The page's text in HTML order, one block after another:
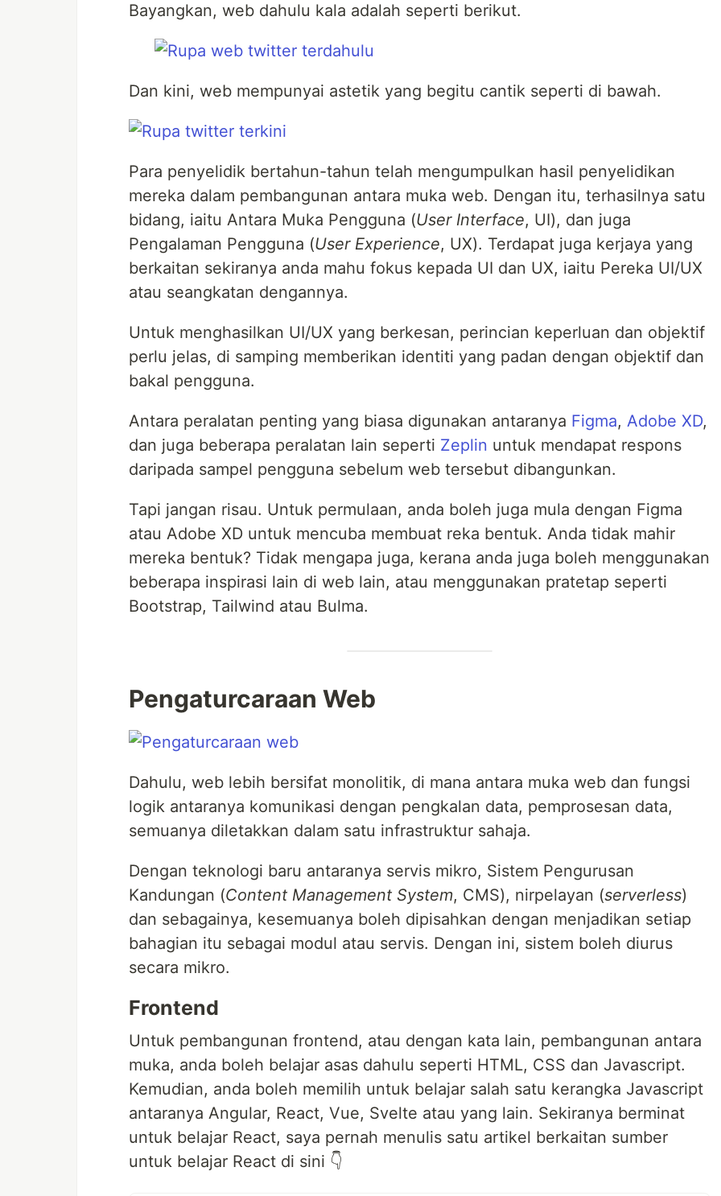
Bayangkan, web dahulu kala adalah seperti berikut.
Dan kini, web mempunyai astetik yang begitu cantik seperti di bawah.
Para penyelidik bertahun-tahun telah mengumpulkan hasil penyelidikan
mereka dalam pembangunan antara muka web. Dengan itu, terhasilnya satu
bidang, iaitu Antara Muka Pengguna (User Interface, UI), dan juga
Pengalaman Pengguna (User Experience, UX). Terdapat juga kerjaya yang
berkaitan sekiranya anda mahu fokus kepada UI dan UX, iaitu Pereka UI/UX
atau seangkatan dengannya.
Untuk menghasilkan UI/UX yang berkesan, perincian keperluan dan objektif
perlu jelas, di samping memberikan identiti yang padan dengan objektif dan
bakal pengguna.
Antara peralatan penting yang biasa digunakan antaranya Figma, Adobe XD,
dan juga beberapa peralatan lain seperti Zeplin untuk mendapat respons
daripada sampel pengguna sebelum web tersebut dibangunkan.
Tapi jangan risau. Untuk permulaan, anda boleh juga mula dengan Figma
atau Adobe XD untuk mencuba membuat reka bentuk. Anda tidak mahir
mereka bentuk? Tidak mengapa juga, kerana anda juga boleh menggunakan
beberapa inspirasi lain di web lain, atau menggunakan pratetap seperti
Bootstrap, Tailwind atau Bulma.
Pengaturcaraan Web
Dahulu, web lebih bersifat monolitik, di mana antara muka web dan fungsi
logik antaranya komunikasi dengan pengkalan data, pemprosesan data,
semuanya diletakkan dalam satu infrastruktur sahaja.
Dengan teknologi baru antaranya servis mikro, Sistem Pengurusan
Kandungan (Content Management System, CMS), nirpelayan (serverless)
dan sebagainya, kesemuanya boleh dipisahkan dengan menjadikan setiap
bahagian itu sebagai modul atau servis. Dengan ini, sistem boleh diurus
secara mikro.
Frontend
Untuk pembangunan frontend, atau dengan kata lain, pembangunan antara
muka, anda boleh belajar asas dahulu seperti HTML, CSS dan Javascript.
Kemudian, anda boleh memilih untuk belajar salah satu kerangka Javascript
antaranya Angular, React, Vue, Svelte atau yang lain. Sekiranya berminat
untuk belajar React, saya pernah menulis satu artikel berkaitan sumber
untuk belajar React di sini 👇